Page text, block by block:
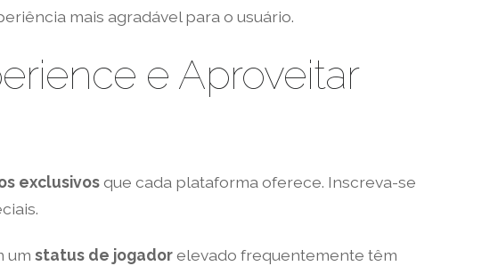
mais agradável para o usuário.
e Aproveitar
exclusivosque cada plataforma oferece. Inscreva-se
um status de jogadorelevado frequentemente têm